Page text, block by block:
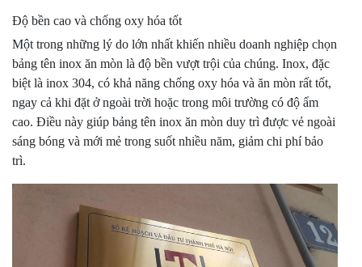
Độ bền cao và chống oxy hóa tốt
Một trong những lý do lớn nhất khiến nhiều doanh nghiệp chọn
bảng tên inox ăn mòn là độ bền vượt trội của chúng. Inox, đặc
biệt là inox 304, có khả năng chống oxy hóa và ăn mòn rất tốt,
ngay cả khi đặt ở ngoài trời hoặc trong môi trường có độ ẩm
cao. Điều này giúp bảng tên inox ăn mòn duy trì được vẻ ngoài
sáng bóng và mới mẻ trong suốt nhiều năm, giảm chi phí bảo
trì.